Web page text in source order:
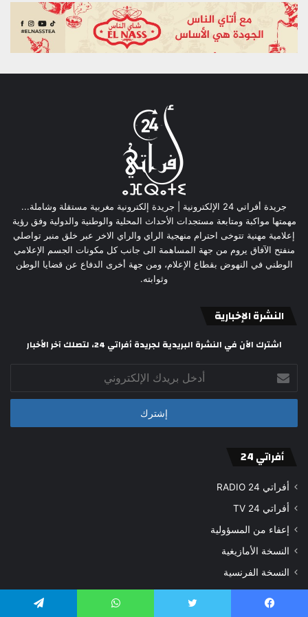
جريدة أفراتي 24 الإلكترونية | جريدة إلكترونية مغربية مستقلة وشاملة...
مهمتها مواكبة ومتابعة مستجدات الأحداث المحلية والوطنية والدولية وفق رؤية
إعلامية مهنية تتوخى احترام منهجية الراي والراي الاخر عبر خلق منبر تواصلي
منفتح الآفاق يروم من جهة المساهمة الى جانب كل مكونات الجسم الإعلامي
الوطني في النهوض بقطاع الإعلام، ومن جهة أخرى الدفاع عن قضايا الوطن
وثوابته.
النشرة الإخبارية
اشترك الآن في النشرة البريدية لجريدة أفراتي 24، لتصلك آخر الأخبار
أدخل
بريدك
الإلكتروني
أفراتي 24
أفراتي 24 RADIO
أفراتي 24 TV
إعفاء من المسؤولية
النسخة الأمازيغية
النسخة الفرنسية